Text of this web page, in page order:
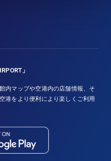
」
内マップや空港内の店舗情報、そ
港をより便利により楽しくご利用